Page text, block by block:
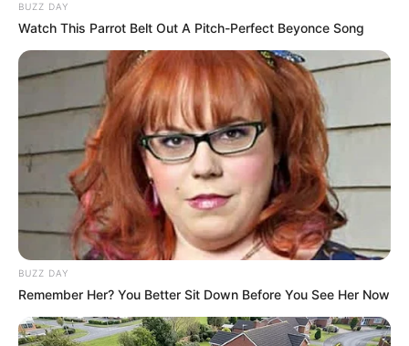
BUZZ DAY
Watch This Parrot Belt Out A Pitch-Perfect Beyonce Song
BUZZ DAY
Remember Her? You Better Sit Down Before You See Her Now